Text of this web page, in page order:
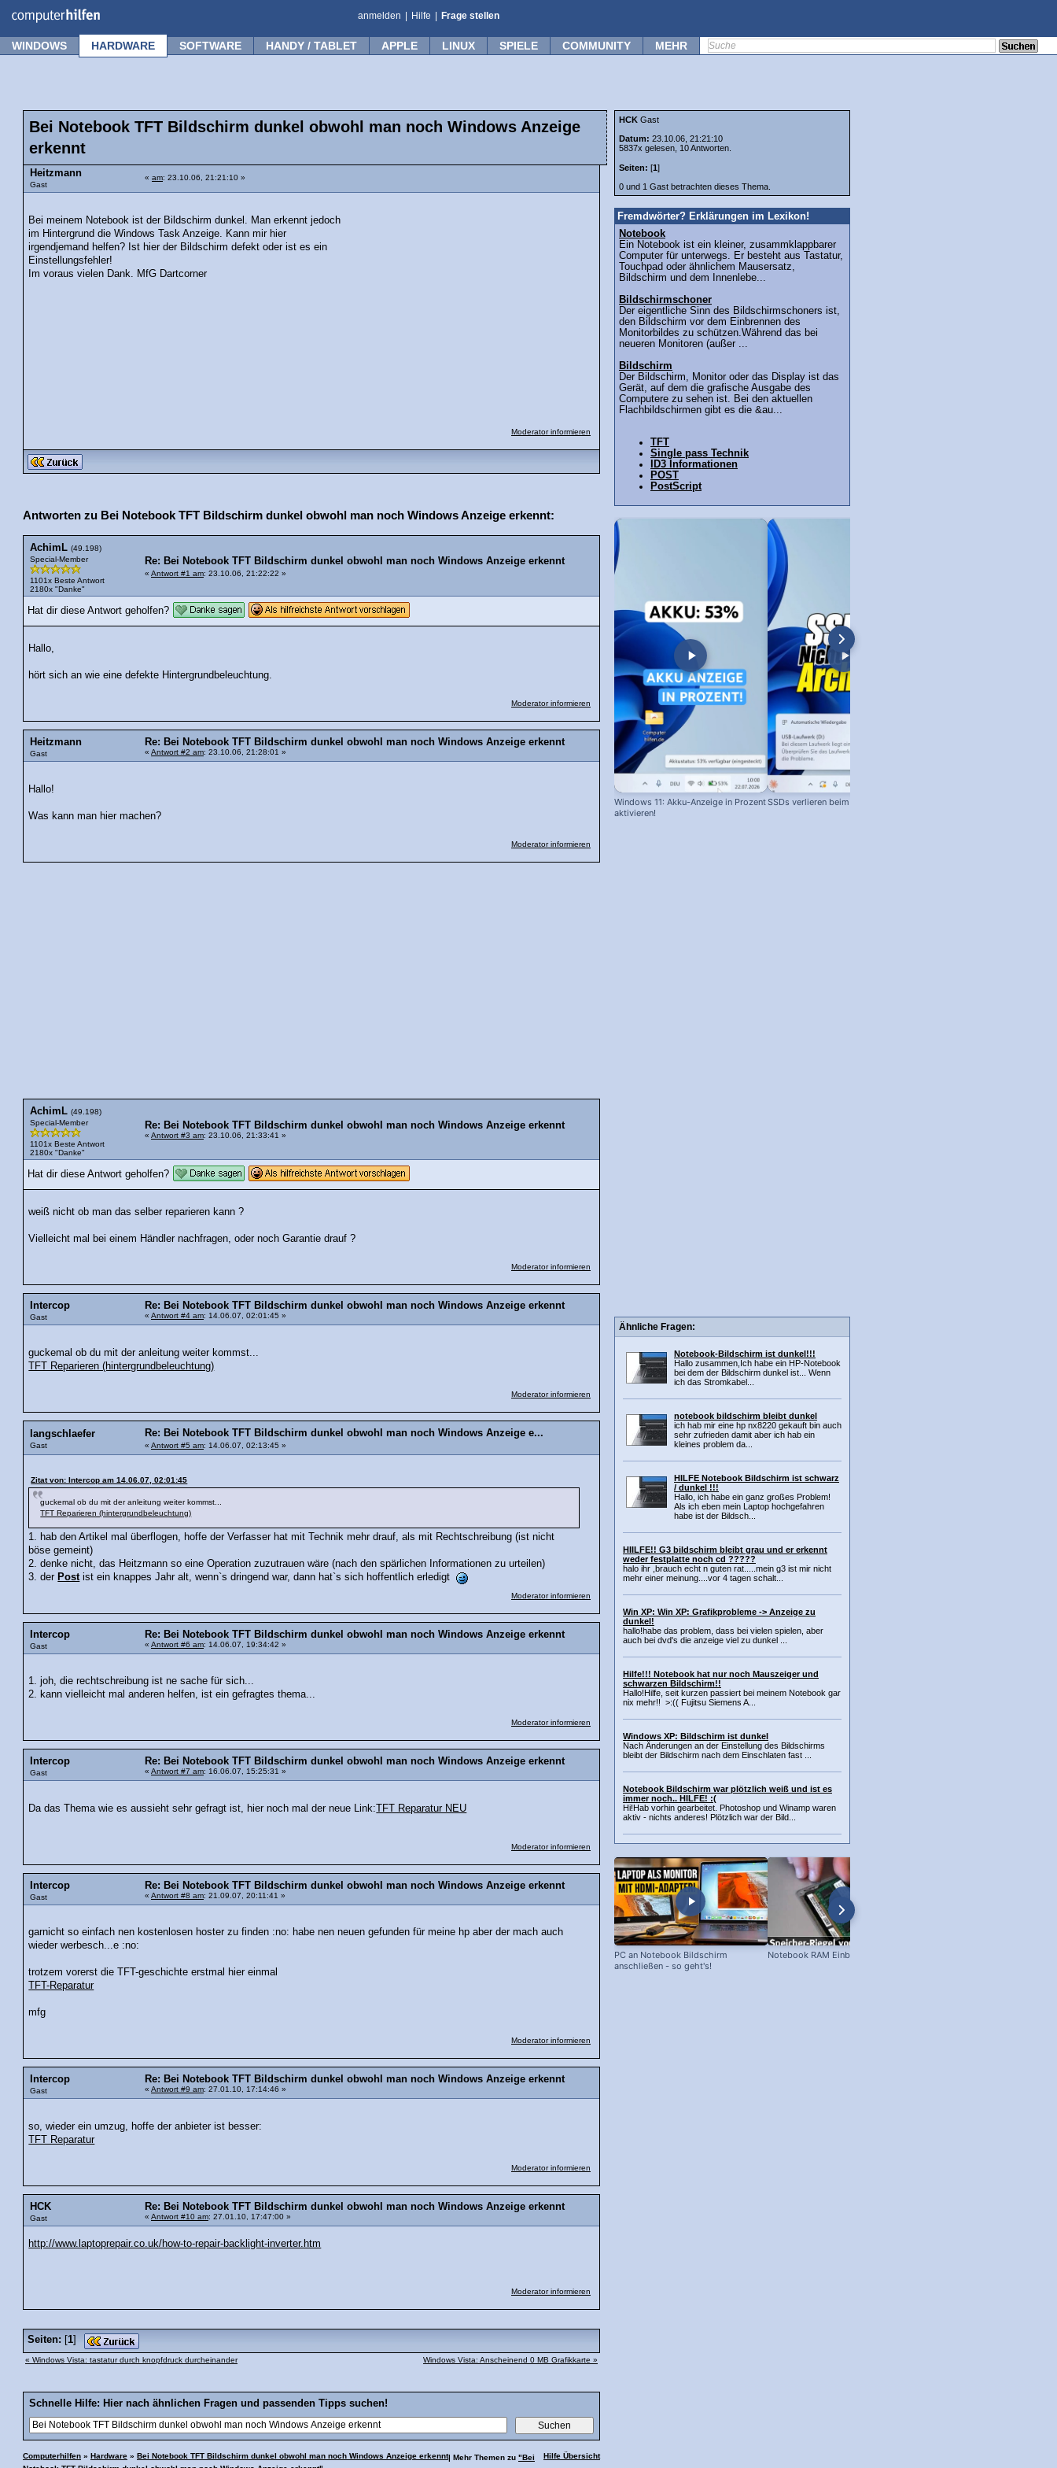
anmelden Hilfe Frage stellen
WINDOWS HARDWARE SOFTWARE HANDY / TABLET APPLE LINUX SPIELE COMMUNITY MEHR
Bei Notebook TFT Bildschirm dunkel obwohl man noch Windows Anzeige
erkennt
Heitzmann
Gast
« am: 23.10.06, 21:21:10 »
Bei meinem Notebook ist der Bildschirm dunkel. Man erkennt jedoch
im Hintergrund die Windows Task Anzeige. Kann mir hier
irgendjemand helfen? Ist hier der Bildschirm defekt oder ist es ein
Einstellungsfehler!
Im voraus vielen Dank. MfG Dartcorner
Moderator informieren
Antworten zu Bei Notebook TFT Bildschirm dunkel obwohl man noch Windows Anzeige erkennt:
AchimL (49.198)
Special-Member
1101x Beste Antwort
2180x "Danke"
Re: Bei Notebook TFT Bildschirm dunkel obwohl man noch Windows Anzeige erkennt
« Antwort #1 am: 23.10.06, 21:22:22 »
Hat dir diese Antwort geholfen?
Hallo,
hört sich an wie eine defekte Hintergrundbeleuchtung.
Moderator informieren
Heitzmann
Gast
Re: Bei Notebook TFT Bildschirm dunkel obwohl man noch Windows Anzeige erkennt
« Antwort #2 am: 23.10.06, 21:28:01 »
Hallo!
Was kann man hier machen?
Moderator informieren
AchimL (49.198)
Special-Member
1101x Beste Antwort
2180x "Danke"
Re: Bei Notebook TFT Bildschirm dunkel obwohl man noch Windows Anzeige erkennt
« Antwort #3 am: 23.10.06, 21:33:41 »
Hat dir diese Antwort geholfen?
weiß nicht ob man das selber reparieren kann ?
Vielleicht mal bei einem Händler nachfragen, oder noch Garantie drauf ?
Moderator informieren
Intercop
Gast
Re: Bei Notebook TFT Bildschirm dunkel obwohl man noch Windows Anzeige erkennt
« Antwort #4 am: 14.06.07, 02:01:45 »
guckemal ob du mit der anleitung weiter kommst...
TFT Reparieren (hintergrundbeleuchtung)
Moderator informieren
langschlaefer
Gast
Re: Bei Notebook TFT Bildschirm dunkel obwohl man noch Windows Anzeige e...
« Antwort #5 am: 14.06.07, 02:13:45 »
Zitat von: Intercop am 14.06.07, 02:01:45
guckemal ob du mit der anleitung weiter kommst...
TFT Reparieren (hintergrundbeleuchtung)
1. hab den Artikel mal überflogen, hoffe der Verfasser hat mit Technik mehr drauf, als mit Rechtschreibung (ist nicht
böse gemeint)
2. denke nicht, das Heitzmann so eine Operation zuzutrauen wäre (nach den spärlichen Informationen zu urteilen)
3. der Postist ein knappes Jahr alt, wenn`s dringend war, dann hat`s sich hoffentlich erledigt
Moderator informieren
Intercop
Gast
Re: Bei Notebook TFT Bildschirm dunkel obwohl man noch Windows Anzeige erkennt
« Antwort #6 am: 14.06.07, 19:34:42 »
1. joh, die rechtschreibung ist ne sache für sich...
2. kann vielleicht mal anderen helfen, ist ein gefragtes thema...
Moderator informieren
Intercop
Gast
Re: Bei Notebook TFT Bildschirm dunkel obwohl man noch Windows Anzeige erkennt
« Antwort #7 am: 16.06.07, 15:25:31 »
Da das Thema wie es aussieht sehr gefragt ist, hier noch mal der neue Link:TFT Reparatur NEU
Moderator informieren
Intercop
Gast
Re: Bei Notebook TFT Bildschirm dunkel obwohl man noch Windows Anzeige erkennt
« Antwort #8 am: 21.09.07, 20:11:41 »
garnicht so einfach nen kostenlosen hoster zu finden :no: habe nen neuen gefunden für meine hp aber der mach auch
wieder werbesch...e :no:
trotzem vorerst die TFT-geschichte erstmal hier einmal
TFT-Reparatur
mfg
Moderator informieren
Intercop
Gast
Re: Bei Notebook TFT Bildschirm dunkel obwohl man noch Windows Anzeige erkennt
« Antwort #9 am: 27.01.10, 17:14:46 »
so, wieder ein umzug, hoffe der anbieter ist besser:
TFT Reparatur
Moderator informieren
HCK
Gast
Re: Bei Notebook TFT Bildschirm dunkel obwohl man noch Windows Anzeige erkennt
« Antwort #10 am: 27.01.10, 17:47:00 »
http://www.laptoprepair.co.uk/how-to-repair-backlight-inverter.htm
Moderator informieren
Seiten: 1
« Windows Vista: tastatur durch knopfdruck durcheinander Windows Vista: Anscheinend 0 MB Grafikkarte »
Schnelle Hilfe: Hier nach ähnlichen Fragen und passenden Tipps suchen!
Computerhilfen » Hardware » Bei Notebook TFT Bildschirm dunkel obwohl man noch Windows Anzeige erkennt Hilfe Übersicht
| Mehr Themen zu "Bei
HCK Gast
Datum: 23.10.06, 21:21:10
5837x gelesen, 10 Antworten.
Seiten: [1]
0 und 1 Gast betrachten dieses Thema.
Fremdwörter? Erklärungen im Lexikon!
Notebook
Ein Notebook ist ein kleiner, zusammklappbarer
Computer für unterwegs. Er besteht aus Tastatur,
Touchpad oder ähnlichem Mausersatz,
Bildschirm und dem Innenlebe...
Bildschirmschoner
Der eigentliche Sinn des Bildschirmschoners ist,
den Bildschirm vor dem Einbrennen des
Monitorbildes zu schützen.Während das bei
neueren Monitoren (außer ...
Bildschirm
Der Bildschirm, Monitor oder das Display ist das
Gerät, auf dem die grafische Ausgabe des
Computere zu sehen ist. Bei den aktuellen
Flachbildschirmen gibt es die &au...
TFT
Single pass Technik
ID3 Informationen
POST
PostScript
Windows 11: Akku-Anzeige in Prozent
aktivieren!
SSDs verlieren beim Lagern Daten!
Ähnliche Fragen:
Notebook-Bildschirm ist dunkel!!!
Hallo zusammen,Ich habe ein HP-Notebook
bei dem der Bildschirm dunkel ist... Wenn
ich das Stromkabel...
notebook bildschirm bleibt dunkel
ich hab mir eine hp nx8220 gekauft bin auch
sehr zufrieden damit aber ich hab ein
kleines problem da...
HILFE Notebook Bildschirm ist schwarz
/ dunkel !!!
Hallo, ich habe ein ganz großes Problem!
Als ich eben mein Laptop hochgefahren
habe ist der Bildsch...
HIILFE!! G3 bildschirm bleibt grau und er erkennt
weder festplatte noch cd ?????
halo ihr ,brauch echt n guten rat.....mein g3 ist mir nicht
mehr einer meinung....vor 4 tagen schalt...
Win XP: Win XP: Grafikprobleme -> Anzeige zu
dunkel!
hallo!habe das problem, dass bei vielen spielen, aber
auch bei dvd's die anzeige viel zu dunkel ...
Hilfe!!! Notebook hat nur noch Mauszeiger und
schwarzen Bildschirm!!
Hallo!Hilfe, seit kurzen passiert bei meinem Notebook gar
nix mehr!! >:(( Fujitsu Siemens A...
Windows XP: Bildschirm ist dunkel
Nach Änderungen an der Einstellung des Bildschirms
bleibt der Bildschirm nach dem Einschlaten fast ...
Notebook Bildschirm war plötzlich weiß und ist es
immer noch.. HILFE! :(
Hi!Hab vorhin gearbeitet. Photoshop und Winamp waren
aktiv - nichts anderes! Plötzlich war der Bild...
PC an Notebook Bildschirm
anschließen - so geht's!
Notebook RAM Einbau